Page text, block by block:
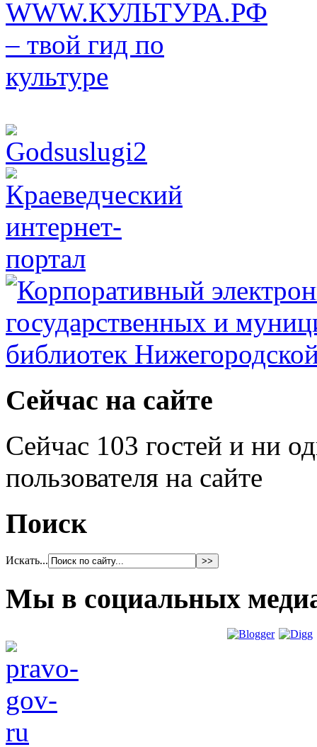
Сейчас на сайте
Сейчас 103 гостей и ни
пользователя на сайте
Поиск
Искать...
Мы в социальных